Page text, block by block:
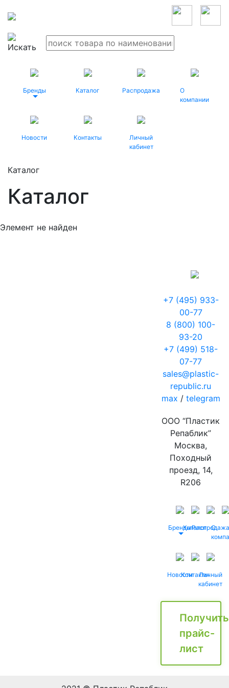
Бренды Каталог Распродажа
О
компании
Новости Контакты
Личный
кабинет
Каталог
Каталог
Элемент не найден
+7 (495) 933-
00-77
8 (800) 100-
93-20
+7 (499) 518-
07-77
sales@plastic-
republic.ru
max / telegram
ООО “Пластик
Репаблик”
Москва,
Походный
проезд, 14,
R206
БрендыКаталог
Распродажа
О
НовостиКонтактыЛичный
кабинет
Получить
прайс-
лист